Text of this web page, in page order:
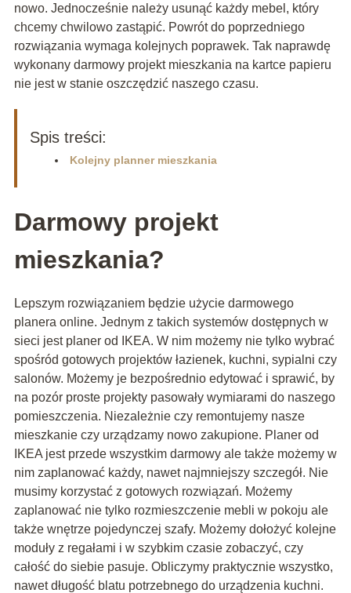
nowo. Jednocześnie należy usunąć każdy mebel, który
chcemy chwilowo zastąpić. Powrót do poprzedniego
rozwiązania wymaga kolejnych poprawek. Tak naprawdę
wykonany darmowy projekt mieszkania na kartce papieru
nie jest w stanie oszczędzić naszego czasu.
Spis treści:
Kolejny planner mieszkania
Darmowy projekt
mieszkania?
Lepszym rozwiązaniem będzie użycie darmowego
planera online. Jednym z takich systemów dostępnych w
sieci jest planer od IKEA. W nim możemy nie tylko wybrać
spośród gotowych projektów łazienek, kuchni, sypialni czy
salonów. Możemy je bezpośrednio edytować i sprawić, by
na pozór proste projekty pasowały wymiarami do naszego
pomieszczenia. Niezależnie czy remontujemy nasze
mieszkanie czy urządzamy nowo zakupione. Planer od
IKEA jest przede wszystkim darmowy ale także możemy w
nim zaplanować każdy, nawet najmniejszy szczegół. Nie
musimy korzystać z gotowych rozwiązań. Możemy
zaplanować nie tylko rozmieszczenie mebli w pokoju ale
także wnętrze pojedynczej szafy. Możemy dołożyć kolejne
moduły z regałami i w szybkim czasie zobaczyć, czy
całość do siebie pasuje. Obliczymy praktycznie wszystko,
nawet długość blatu potrzebnego do urządzenia kuchni.